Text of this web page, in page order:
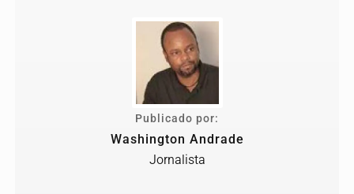
Publicado por:
Washington Andrade
Jornalista